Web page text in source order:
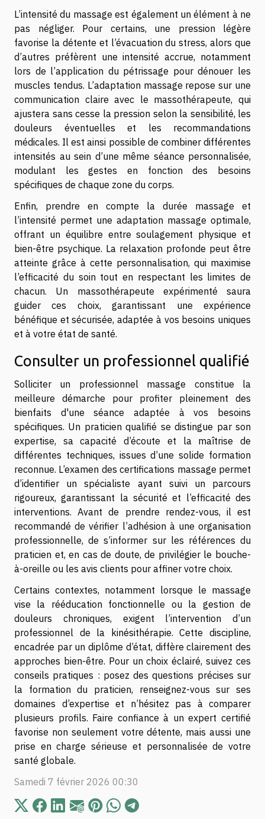
L’intensité du massage est également un élément à ne
pas négliger. Pour certains, une pression légère
favorise la détente et l’évacuation du stress, alors que
d’autres préfèrent une intensité accrue, notamment
lors de l’application du pétrissage pour dénouer les
muscles tendus. L’adaptation massage repose sur une
communication claire avec le massothérapeute, qui
ajustera sans cesse la pression selon la sensibilité, les
douleurs éventuelles et les recommandations
médicales. Il est ainsi possible de combiner différentes
intensités au sein d’une même séance personnalisée,
modulant les gestes en fonction des besoins
spécifiques de chaque zone du corps.
Enfin, prendre en compte la durée massage et
l’intensité permet une adaptation massage optimale,
offrant un équilibre entre soulagement physique et
bien-être psychique. La relaxation profonde peut être
atteinte grâce à cette personnalisation, qui maximise
l’efficacité du soin tout en respectant les limites de
chacun. Un massothérapeute expérimenté saura
guider ces choix, garantissant une expérience
bénéfique et sécurisée, adaptée à vos besoins uniques
et à votre état de santé.
Consulter un professionnel qualifié
Solliciter un professionnel massage constitue la
meilleure démarche pour profiter pleinement des
bienfaits d'une séance adaptée à vos besoins
spécifiques. Un praticien qualifié se distingue par son
expertise, sa capacité d’écoute et la maîtrise de
différentes techniques, issues d’une solide formation
reconnue. L’examen des certifications massage permet
d’identifier un spécialiste ayant suivi un parcours
rigoureux, garantissant la sécurité et l’efficacité des
interventions. Avant de prendre rendez-vous, il est
recommandé de vérifier l’adhésion à une organisation
professionnelle, de s’informer sur les références du
praticien et, en cas de doute, de privilégier le bouche-
à-oreille ou les avis clients pour affiner votre choix.
Certains contextes, notamment lorsque le massage
vise la rééducation fonctionnelle ou la gestion de
douleurs chroniques, exigent l’intervention d’un
professionnel de la kinésithérapie. Cette discipline,
encadrée par un diplôme d’état, diffère clairement des
approches bien-être. Pour un choix éclairé, suivez ces
conseils pratiques : posez des questions précises sur
la formation du praticien, renseignez-vous sur ses
domaines d’expertise et n’hésitez pas à comparer
plusieurs profils. Faire confiance à un expert certifié
favorise non seulement votre détente, mais aussi une
prise en charge sérieuse et personnalisée de votre
santé globale.
Samedi 7 février 2026 00:30